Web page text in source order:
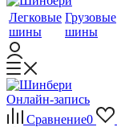
Легковые
шины
Грузовые
шины
Онлайн-запись
Сравнение0